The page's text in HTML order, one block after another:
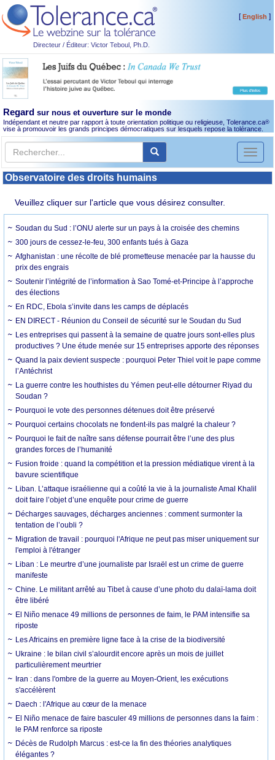
Directeur / Éditeur: Victor Teboul, Ph.D.
[English ]
Regard sur nous et ouverture sur le monde
Indépendant et neutre par rapport à toute orientation politique ou religieuse, Tolerance.ca®
vise à promouvoir les grands principes démocratiques sur lesquels repose la tolérance.
Toggle
Observatoire des droits humains
Veuillez cliquer sur l'article que vous désirez consulter.
Soudan du Sud : l’ONU alerte sur un pays à la croisée des chemins
300 jours de cessez-le-feu, 300 enfants tués à Gaza
Afghanistan : une récolte de blé prometteuse menacée par la hausse du
prix des engrais
Soutenir l’intégrité de l’information à Sao Tomé-et-Principe à l’approche
des élections
En RDC, Ebola s’invite dans les camps de déplacés
EN DIRECT - Réunion du Conseil de sécurité sur le Soudan du Sud
Les entreprises qui passent à la semaine de quatre jours sont-elles plus
productives ? Une étude menée sur 15 entreprises apporte des réponses
Quand la paix devient suspecte : pourquoi Peter Thiel voit le pape comme
l’Antéchrist
La guerre contre les houthistes du Yémen peut-elle détourner Riyad du
Soudan ?
Pourquoi le vote des personnes détenues doit être préservé
Pourquoi certains chocolats ne fondent-ils pas malgré la chaleur ?
Pourquoi le fait de naître sans défense pourrait être l’une des plus
grandes forces de l’humanité
Fusion froide : quand la compétition et la pression médiatique virent à la
bavure scientifique
Liban. L’attaque israélienne qui a coûté la vie à la journaliste Amal Khalil
doit faire l’objet d’une enquête pour crime de guerre
Décharges sauvages, décharges anciennes : comment surmonter la
tentation de l’oubli ?
Migration de travail : pourquoi l'Afrique ne peut pas miser uniquement sur
l'emploi à l'étranger
Liban : Le meurtre d’une journaliste par Israël est un crime de guerre
manifeste
Chine. Le militant arrêté au Tibet à cause d’une photo du dalaï-lama doit
être libéré
El Niño menace 49 millions de personnes de faim, le PAM intensifie sa
riposte
Les Africains en première ligne face à la crise de la biodiversité
Ukraine : le bilan civil s’alourdit encore après un mois de juillet
particulièrement meurtrier
Iran : dans l'ombre de la guerre au Moyen-Orient, les exécutions
s'accélèrent
Daech : l'Afrique au cœur de la menace
El Niño menace de faire basculer 49 millions de personnes dans la faim :
le PAM renforce sa riposte
Décès de Rudolph Marcus : est-ce la fin des théories analytiques
élégantes ?